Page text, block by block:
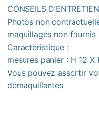
CONSEILS
Photos non
maquillages non fournis
Caractéristique :
mesures panier : H 12 X
Vous pouvez assortir
démaquillantes